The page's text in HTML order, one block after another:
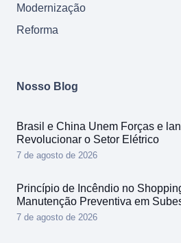
Modernização
Reforma
Nosso Blog
Brasil e China Unem Forças e
Revolucionar o Setor Elétrico
7 de agosto de 2026
Princípio de Incêndio no
Manutenção Preventiva em
7 de agosto de 2026